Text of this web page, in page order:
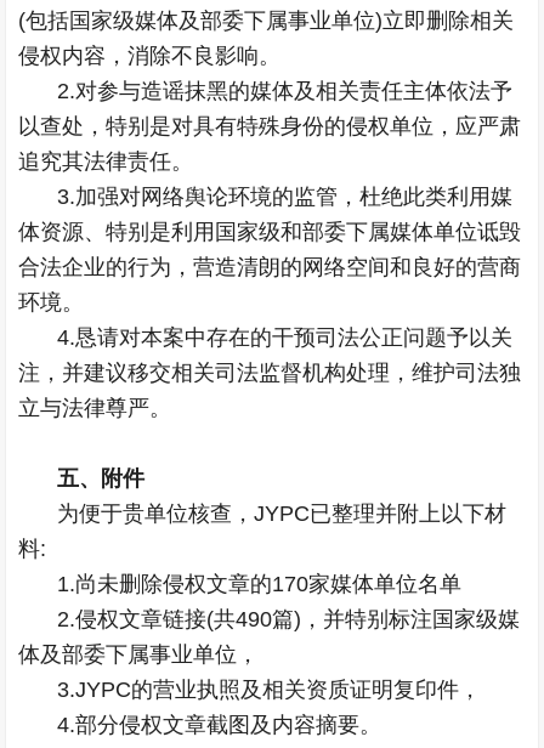
(包括国家级媒体及部委下属事业单位)立即删除相关
侵权内容，消除不良影响。
2.对参与造谣抹黑的媒体及相关责任主体依法予
以查处，特别是对具有特殊身份的侵权单位，应严肃
追究其法律责任。
3.加强对网络舆论环境的监管，杜绝此类利用媒
体资源、特别是利用国家级和部委下属媒体单位诋毁
合法企业的行为，营造清朗的网络空间和良好的营商
环境。
4.恳请对本案中存在的干预司法公正问题予以关
注，并建议移交相关司法监督机构处理，维护司法独
立与法律尊严。
五、附件
为便于贵单位核查，JYPC已整理并附上以下材
料:
1.尚未删除侵权文章的170家媒体单位名单
2.侵权文章链接(共490篇)，并特别标注国家级媒
体及部委下属事业单位，
3.JYPC的营业执照及相关资质证明复印件，
4.部分侵权文章截图及内容摘要。